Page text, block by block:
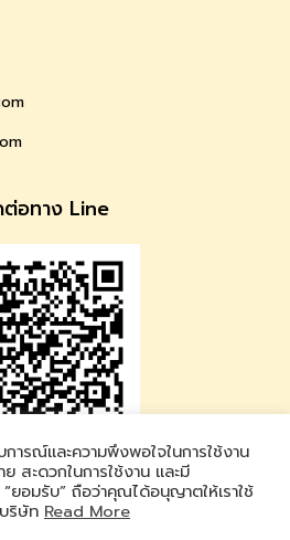
ารณ์และความพึงพอใจในการใช้งาน
ย สะดวกในการใช้งาน และมี
ยอมรับ” ถือว่าคุณได้อนุญาตให้เราใช้
ริษัท Read More
อทาง Line
Travel
: @vinitotravel